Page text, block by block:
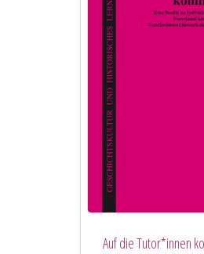
Auf die Tutor*innen